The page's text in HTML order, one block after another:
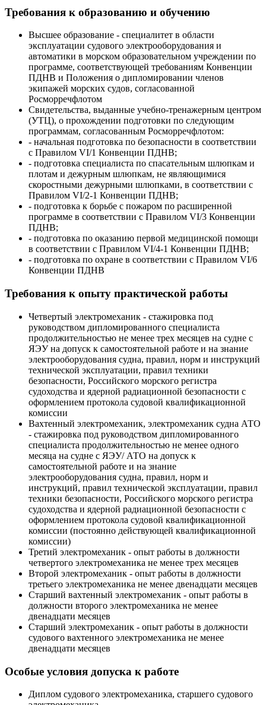
Требования к образованию и обучению
Высшее образование - специалитет в области
эксплуатации судового электрооборудования и
автоматики в морском образовательном учреждении по
программе, соответствующей требованиям Конвенции
ПДНВ и Положения о дипломировании членов
экипажей морских судов, согласованной
Росморречфлотом
Свидетельства, выданные учебно-тренажерным центром
(УТЦ), о прохождении подготовки по следующим
программам, согласованным Росморречфлотом:
- начальная подготовка по безопасности в соответствии
с Правилом VI/1 Конвенции ПДНВ;
- подготовка специалиста по спасательным шлюпкам и
плотам и дежурным шлюпкам, не являющимися
скоростными дежурными шлюпками, в соответствии с
Правилом VI/2-1 Конвенции ПДНВ;
- подготовка к борьбе с пожаром по расширенной
программе в соответствии с Правилом VI/3 Конвенции
ПДНВ;
- подготовка по оказанию первой медицинской помощи
в соответствии с Правилом VI/4-1 Конвенции ПДНВ;
- подготовка по охране в соответствии с Правилом VI/6
Конвенции ПДНВ
Требования к опыту практической работы
Четвертый электромеханик - стажировка под
руководством дипломированного специалиста
продолжительностью не менее трех месяцев на судне с
ЯЭУ на допуск к самостоятельной работе и на знание
электрооборудования судна, правил, норм и инструкций
технической эксплуатации, правил техники
безопасности, Российского морского регистра
судоходства и ядерной радиационной безопасности с
оформлением протокола судовой квалификационной
комиссии
Вахтенный электромеханик, электромеханик судна АТО
- стажировка под руководством дипломированного
специалиста продолжительностью не менее одного
месяца на судне с ЯЭУ/ АТО на допуск к
самостоятельной работе и на знание
электрооборудования судна, правил, норм и
инструкций, правил технической эксплуатации, правил
техники безопасности, Российского морского регистра
судоходства и ядерной радиационной безопасности с
оформлением протокола судовой квалификационной
комиссии (постоянно действующей квалификационной
комиссии)
Третий электромеханик - опыт работы в должности
четвертого электромеханика не менее трех месяцев
Второй электромеханик - опыт работы в должности
третьего электромеханика не менее двенадцати месяцев
Старший вахтенный электромеханик - опыт работы в
должности второго электромеханика не менее
двенадцати месяцев
Старший электромеханик - опыт работы в должности
судового вахтенного электромеханика не менее
двенадцати месяцев
Особые условия допуска к работе
Диплом судового электромеханика, старшего судового